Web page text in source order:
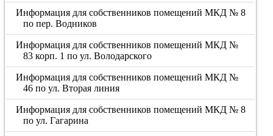
Информация для собственников помещений МКД № 8
по пер. Водников
Информация для собственников помещений МКД №
83 корп. 1 по ул. Володарского
Информация для собственников помещений МКД №
46 по ул. Вторая линия
Информация для собственников помещений МКД № 8
по ул. Гагарина